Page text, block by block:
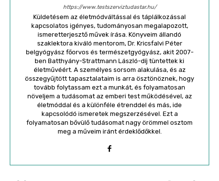
https://www.testszerviztudastar.hu/
Küldetésem az életmódváltással és táplálkozással
kapcsolatos igényes, tudományosan megalapozott,
ismeretterjesztő művek írása. Könyveim állandó
szaklektora kiváló mentorom, Dr. Kricsfalvi Péter
belgyógyász főorvos és természetgyógyász, akit 2007-
ben Batthyány-Strattmann László-díj tüntettek ki
életművéért. A személyes sorsom alakulása, és az
összegyűjtött tapasztalataim is arra ösztönöznek, hogy
tovább folytassam ezt a munkát, és folyamatosan
növeljem a tudásomat az emberi test működésével, az
életmóddal és a különféle étrenddel és más, ide
kapcsolódó ismeretek megszerzésével. Ezt a
folyamatosan bővülő tudásomat nagy örömmel osztom
meg a műveim iránt érdeklődőkkel.